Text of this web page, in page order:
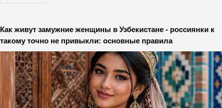
Как живут замужние женщины в Узбекистане - россиянки к
такому точно не привыкли: основные правила